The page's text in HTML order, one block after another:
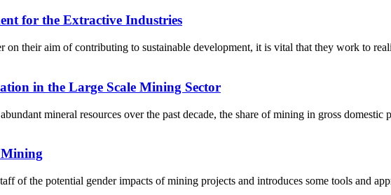
for the Extractive Industries
their aim of contributing to sustainable development, it is vital that they work to
in the Large Scale Mining Sector
mineral resources over the past decade, the share of mining in gross
Mining
of the potential gender impacts of mining projects and introduces some tools and